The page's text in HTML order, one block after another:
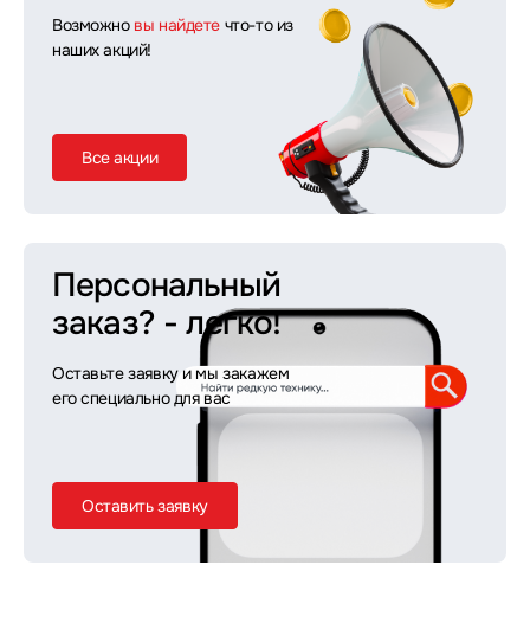
Возможно вы найдете что-то из
наших акций!
Все акции
Персональный
заказ? - легко!
Оставьте заявку и мы закажем
его специально для вас
Оставить заявку